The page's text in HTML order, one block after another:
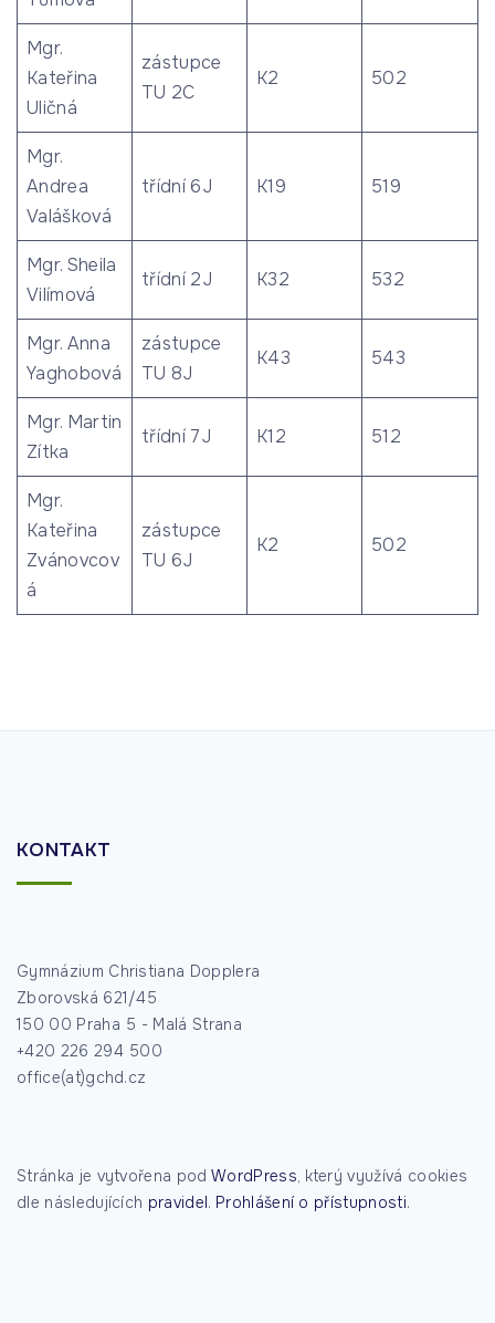
Mgr.
Kateřina
Uličná
zástupce
TU 2C
K2 502
Mgr.
Andrea
Valášková
třídní 6J K19 519
Mgr. Sheila
Vilímová
třídní 2J K32 532
Mgr. Anna
Yaghobová
zástupce
TU 8J
K43 543
Mgr. Martin
Zítka
třídní 7J K12 512
Mgr.
Kateřina
Zvánovcov
á
zástupce
TU 6J
K2 502
KONTAKT
Gymnázium Christiana Dopplera
Zborovská 621/45
150 00 Praha 5 - Malá Strana
+420 226 294 500
office(at)gchd.cz
Stránka je vytvořena pod WordPress, který využívá cookies
dle následujících pravidel. Prohlášení o přístupnosti.